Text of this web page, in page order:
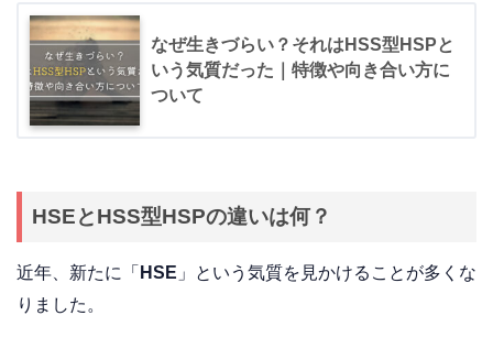
なぜ生きづらい？それはHSS型HSPと
いう気質だった｜特徴や向き合い方に
ついて
HSEとHSS型HSPの違いは何？
近年、新たに「 HSE 」という気質を見かけることが多くな
りました。